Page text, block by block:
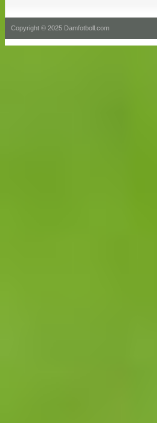
Copyright © 2025 Damfotboll.com